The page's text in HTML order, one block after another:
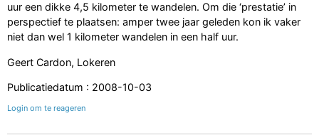
uur een dikke 4,5 kilometer te wandelen. Om die ‘prestatie’ in
perspectief te plaatsen: amper twee jaar geleden kon ik vaker
niet dan wel 1 kilometer wandelen in een half uur.
Geert Cardon, Lokeren
Publicatiedatum : 2008-10-03
Login om te reageren